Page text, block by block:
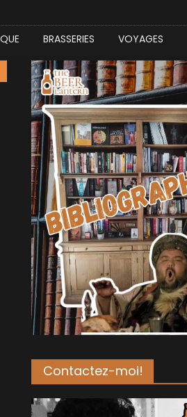
BRASSERIES VOYAGES
Contactez-moi!